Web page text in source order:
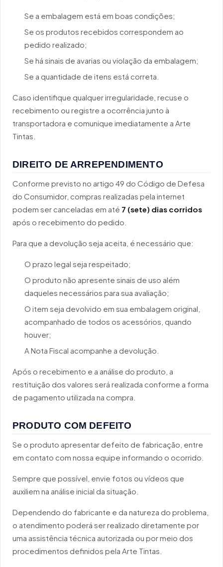
Se a embalagem está em boas condições;
Se os produtos recebidos correspondem ao
pedido realizado;
Se há sinais de avarias ou violação da embalagem;
Se a quantidade de itens está correta.
Caso identifique qualquer irregularidade, recuse o
recebimento ou registre a ocorrência junto à
transportadora e comunique imediatamente a Arte
Tintas.
DIREITO DE ARREPENDIMENTO
Conforme previsto no artigo 49 do Código de Defesa
do Consumidor, compras realizadas pela internet
podem ser canceladas em até 7 (sete) dias corridos
após o recebimento do pedido.
Para que a devolução seja aceita, é necessário que:
O prazo legal seja respeitado;
O produto não apresente sinais de uso além
daqueles necessários para sua avaliação;
O item seja devolvido em sua embalagem original,
acompanhado de todos os acessórios, quando
houver;
A Nota Fiscal acompanhe a devolução.
Após o recebimento e a análise do produto, a
restituição dos valores será realizada conforme a forma
de pagamento utilizada na compra.
PRODUTO COM DEFEITO
Se o produto apresentar defeito de fabricação, entre
em contato com nossa equipe informando o ocorrido.
Sempre que possível, envie fotos ou vídeos que
auxiliem na análise inicial da situação.
Dependendo do fabricante e da natureza do problema,
o atendimento poderá ser realizado diretamente por
uma assistência técnica autorizada ou por meio dos
procedimentos definidos pela Arte Tintas.